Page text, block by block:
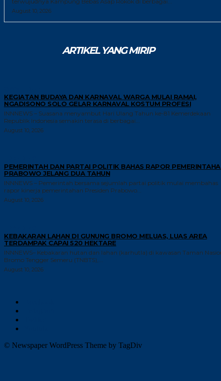
August 10, 2026
ARTIKEL YANG MIRIP
KEGIATAN BUDAYA DAN KARNAVAL WARGA MULAI RAMAI,
NGADISONO SOLO GELAR KARNAVAL KOSTUM PROFESI
INNNEWS – Suasana menyambut Hari Ulang Tahun ke-81 Kemerdekaan
Republik Indonesia semakin terasa di berbagai...
August 10, 2026
PEMERINTAH DAN PARTAI POLITIK BAHAS RAPOR
PRABOWO JELANG DUA TAHUN
INNNEWS – Pemerintah bersama sejumlah partai politik mulai membahas
rapor kinerja pemerintahan Presiden Prabowo...
August 10, 2026
KEBAKARAN LAHAN DI GUNUNG BROMO MELUAS, LUAS AREA
TERDAMPAK CAPAI 520 HEKTARE
INNNEWS– Kebakaran hutan dan lahan (karhutla) di kawasan Taman
Bromo Tengger Semeru (TNBTS),...
August 10, 2026
© Newspaper WordPress Theme by TagDiv